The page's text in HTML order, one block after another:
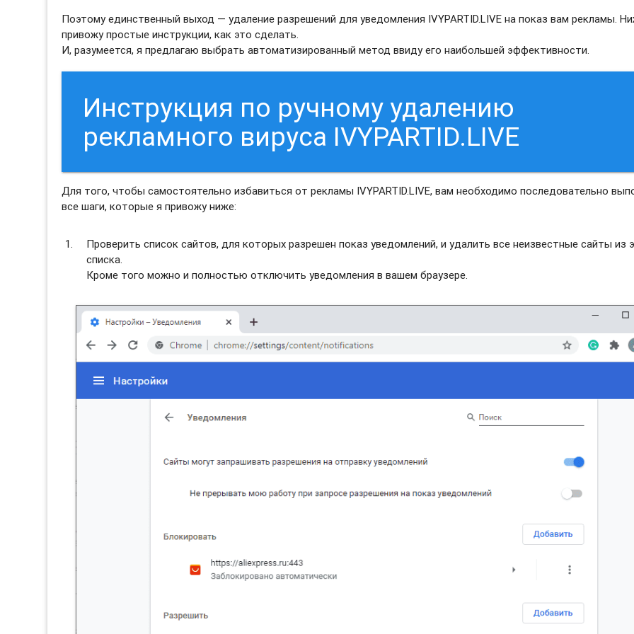
Поэтому единственный выход — удаление разрешений для уведомления IVYPARTID.LIVE на показ вам рекламы.
привожу простые инструкции, как это сделать.
И, разумеется, я предлагаю выбрать автоматизированный метод ввиду его наибольшей эффективности.
Инструкция по ручному удалению
рекламного вируса IVYPARTID.LIVE
Для того, чтобы самостоятельно избавиться от рекламы IVYPARTID.LIVE, вам необходимо последовательно
все шаги, которые я привожу ниже:
Проверить список сайтов, для которых разрешен показ уведомлений, и удалить все неизвестные сайты из
списка.
Кроме того можно и полностью отключить уведомления в вашем браузере.